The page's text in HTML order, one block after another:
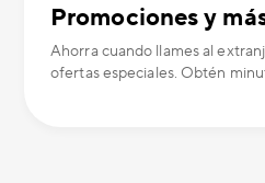
Promociones y
Ahorra cuando llames al
ofertas especiales. Obtén